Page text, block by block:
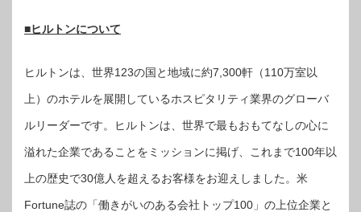
■ヒルトンについて
ヒルトンは、世界123の国と地域に約7,300軒（110万室以
上）のホテルを展開しているホスピタリティ業界のグローバ
ルリーダーです。ヒルトンは、世界で最もおもてなしの心に
溢れた企業であることをミッションに掲げ、これまで100年以
上の歴史で30億人を超えるお客様をお迎えしました。米
Fortune誌の「働きがいのある会社トップ100」の上位企業と